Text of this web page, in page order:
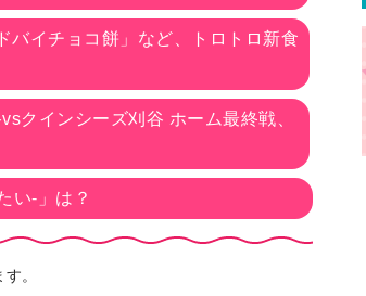
バイチョコ餅」など、トロトロ新食
クインシーズ刈谷 ホーム最終戦、
い-」は？
。